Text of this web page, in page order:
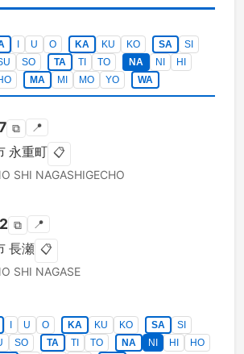
U O KA KU KO SA
SI
SO TA TI TO NA NI
HI
MA MI MO YO WA
⧉ 📍
永重町 📋
SHI NAGASHIGECHO
⧉ 📍
長瀬 📋
SHI NAGASE
U O KA KU KO SA
SI
SO TA TI TO NA NI HI
HO